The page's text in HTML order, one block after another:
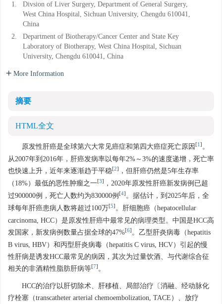
1.
Divsion of Liver Surgery, Department of General Surgery,
West China Hospital, Sichuan University, Chengdu 610041,
China
2.
Department of Biotherapy/Cancer Center and State Key
Laboratory of Biotherapy, West China Hospital, Sichuan
University, Chengdu 610041, China
More Information
摘要
HTML全文
原发性肝癌是全球第六大常见癌症和第四大癌症死亡原因 [1] 。
从2007年到2016年，肝癌发病率以每年2%～3%的速度递增，死亡率
也快速上升，近年来逐渐趋于平稳[2]
，但肝癌仍然是5年生存率
（18%）最低的恶性肿瘤之一[3]
，2020年原发性肝癌新发病例已超
过900000例，死亡人数约为830000例 [4] 。据估计，到2025年后，全
球每年肝癌患病人数将超过100万[5] 。肝细胞癌（hepatocellular
carcinoma, HCC）是原发性肝癌中最常见的病理类型。中国是HCC高
发国家，新发病例数量占据全球的47%[6] 。乙型肝炎病毒（hepatitis
B virus, HBV）和丙型肝炎病毒（hepatitis C virus, HCV）引起的慢
性肝病是诱发HCC最常见的病因，其次为过量饮酒、与代谢综合征
相关的非酒精性脂肪肝病等[7] 。
HCC的治疗以肝切除术、肝移植、局部治疗〔消融、经动脉化
疗栓塞（transcatheter arterial chemoembolization, TACE）、放疗